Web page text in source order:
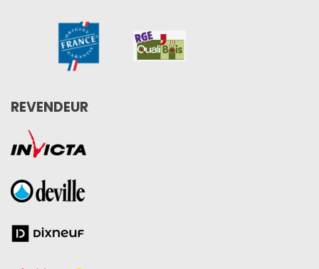
REVENDEUR